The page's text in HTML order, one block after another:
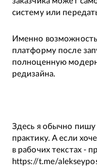
систему или
Именно
платформу после
полноценную
редизайна.
Здесь я обычно
практику. А если
в рабочих текстах -
https://t.me/